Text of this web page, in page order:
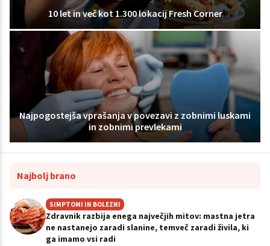
10 let in več kot 1.300 lokacij Fresh Corner
Najpogostejša vprašanja v povezavi z zobnimi luskami
in zobnimi prevlekami
Najbolj brano
SIMPTOMI IN BOLEZNI
Zdravnik razbija enega največjih mitov: mastna jetra
ne nastanejo zaradi slanine, temveč zaradi živila, ki
ga imamo vsi radi